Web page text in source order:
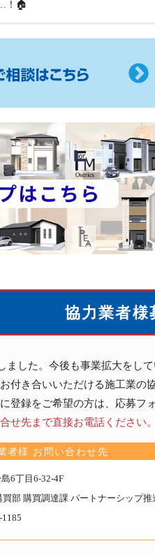
！🏠
協力業者様
ました。今後も事業拡大をし
付き合いいただける施工業の
登録をご希望の方は、応募フ
せ先まで直接お電話ください。
者様 お問い合わせ先
6丁目6-32-4F
買部 購買調達課 パートナーシップ推